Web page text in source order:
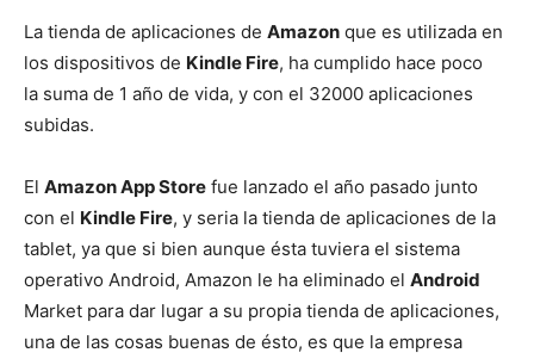
del
La tienda de aplicaciones de Amazon que es utilizada en
los dispositivos de Kindle Fire, ha cumplido hace poco
la suma de 1 año de vida, y con el 32000 aplicaciones
subidas.
El Amazon App Store fue lanzado el año pasado junto
con el Kindle Fire, y seria la tienda de aplicaciones de la
tablet, ya que si bien aunque ésta tuviera el sistema
operativo Android, Amazon le ha eliminado el Android
Market para dar lugar a su propia tienda de aplicaciones,
una de las cosas buenas de ésto, es que la empresa